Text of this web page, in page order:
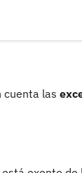
cuenta las